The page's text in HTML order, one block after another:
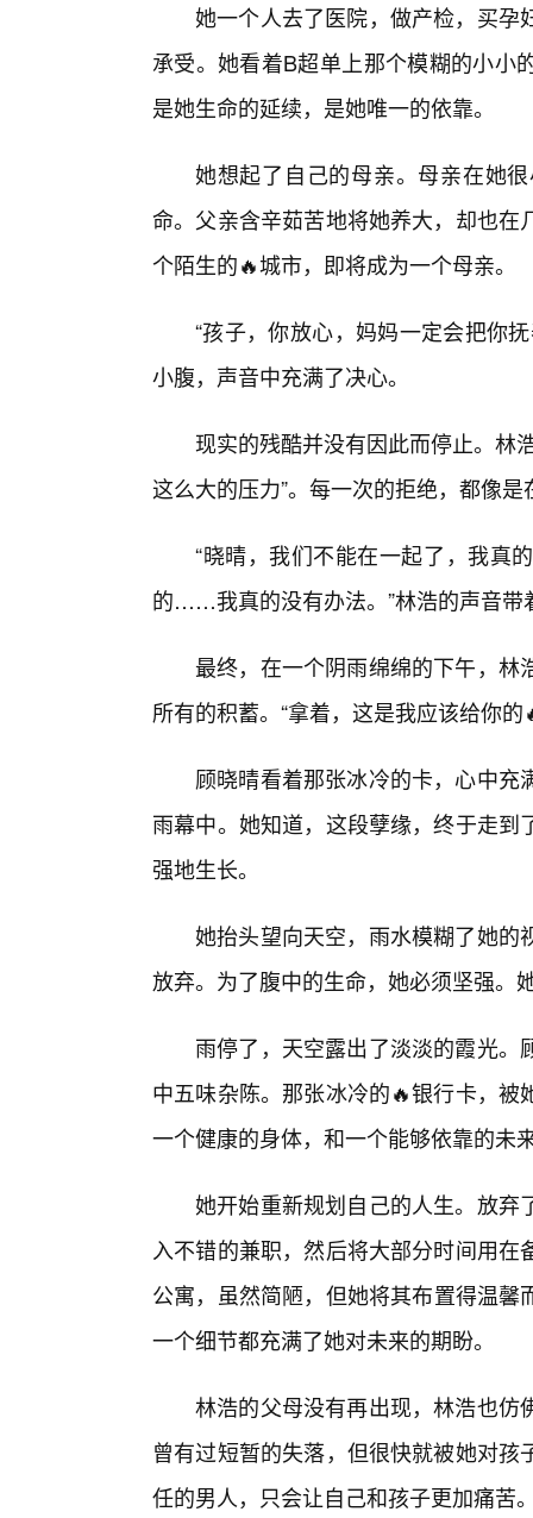
她一个人去了医院，做产检，买孕
承受。她看着B超单上那个模糊的小小
是她生命的延续，是她唯一的依靠。
她想起了自己的母亲。母亲在她
命。父亲含辛茹苦地将她养大，却也
个陌生的🔥城市，即将成为一个母亲。
“孩子，你放心，妈妈一定会把你
小腹，声音中充满了决心。
现实的残酷并没有因此而停止。林
这么大的压力”。每一次的拒绝，都像
“晓晴，我们不能在一起了，我真
的……我真的没有办法。”林浩的声音带
最终，在一个阴雨绵绵的下午，林
所有的积蓄。“拿着，这是我应该给你
顾晓晴看着那张冰冷的卡，心中
雨幕中。她知道，这段孽缘，终于走
强地生长。
她抬头望向天空，雨水模糊了她的
放弃。为了腹中的生命，她必须坚强。
雨停了，天空露出了淡淡的霞光
中五味杂陈。那张冰冷的🔥银行卡，
一个健康的身体，和一个能够依靠的未
她开始重新规划自己的人生。放弃
入不错的兼职，然后将大部分时间用
公寓，虽然简陋，但她将其布置得温
一个细节都充满了她对未来的期盼。
林浩的父母没有再出现，林浩也仿
曾有过短暂的失落，但很快就被她对
任的男人，只会让自己和孩子更加痛苦